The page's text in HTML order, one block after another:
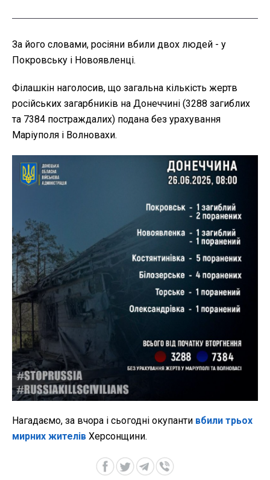
За його словами, росіяни вбили двох людей - у
Покровську і Новоявленці.
Філашкін наголосив, що загальна кількість жертв
російських загарбників на Донеччині (3288 загиблих
та 7384 постраждалих) подана без урахування
Маріуполя і Волновахи.
Нагадаємо, за вчора і сьогодні окупанти вбили трьох
мирних жителів Херсонщини.